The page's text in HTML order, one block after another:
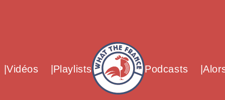
Vidéos Playlists
What The France – Back to
Podcasts